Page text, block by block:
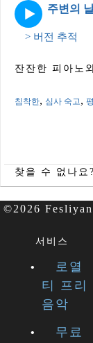
주변의
> 버전 추적
잔잔한 피아노
침착한, 심사 숙고,
찾을 수 없나요
©2026
서비스
로열
티 프리
음악
무료